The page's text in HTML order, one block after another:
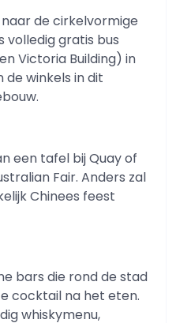
de cirkelvormige
volledig gratis bus
Victoria Building) in
winkels in dit
een tafel bij Quay of
Fair. Anders zal
Chinees feest
bars die rond de stad
cocktail na het eten.
whiskymenu,